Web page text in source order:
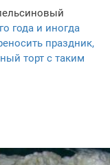
года и иногда
праздник,
торт с таким